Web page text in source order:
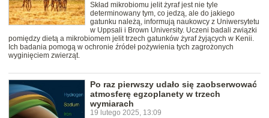
Skład mikrobiomu jelit żyraf jest nie tyle
determinowany tym, co jedzą, ale do jakiego
gatunku należą, informują naukowcy z Uniwersytetu
w Uppsali i Brown University. Uczeni badali związki
pomiędzy dietą a mikrobiomem jelit trzech gatunków żyraf żyjących w Kenii.
Ich badania pomogą w ochronie źródeł pożywienia tych zagrożonych
wyginięciem zwierząt.
Po raz pierwszy udało się zaobserwować
atmosferę egzoplanety w trzech
wymiarach
19 lutego 2025, 13:09